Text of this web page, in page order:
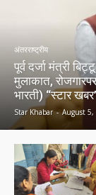
अंतरराष्ट्रीय
पूर्व दर्जा मंत्री
मुलाकात,
भारती) “स्टार
Star Khabar - August 5,